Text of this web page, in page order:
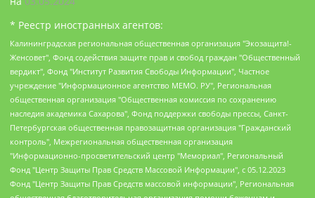
* Реестр иностранных агентов:
Калининградская региональная общественная организация "Экозащита!-Женсовет", Фонд содействия защите прав и свобод граждан "Общественный вердикт", Фонд "Институт Развития Свободы Информации", Частное учреждение "Информационное агентство МЕМО. РУ", Региональная общественная организация "Общественная комиссия по сохранению наследия академика Сахарова", Фонд поддержки свободы прессы, Санкт-Петербургская общественная правозащитная организация "Гражданский контроль", Межрегиональная общественная организация "Информационно-просветительский центр "Мемориал", Региональный Фонд "Центр Защиты Прав Средств Массовой Информации", с 05.12.2023 Фонд "Центр Защиты Прав Средств массовой информации", Региональная общественная благотворительная организация помощи беженцам и мигрантам "Гражданское содействие", Негосударственное образовательное учреждение дополнительного профессионального образования (повышение квалификации) специалистов "АКАДЕМИЯ ПО ПРАВАМ ЧЕЛОВЕКА", Свердловская региональная общественная организация "Сутяжник", Автономная некоммерческая организация "Центр независимых социологических исследований", Союз общественных объединений "Российский исследовательский центр по правам человека", Региональное общественное учреждение научно-информационный центр "МЕМОРИАЛ", Некоммерческая организация "Фонд защиты гласности", Автономная некоммерческая организация "Институт прав человека", Городская общественная организация "Екатеринбургское общество "МЕМОРИАЛ", Городская общественная организация "Рязанское историко-просветительское и правозащитное общество "Мемориал" (Рязанский Мемориал), Челябинский региональный орган общественной самодеятельности – женское общественное объединение "Женщины Евразии", Челябинский региональный орган общественной самодеятельности "Уральская правозащитная группа", Фонд содействия защите здоровья и социальной справедливости имени Андрея Рылькова, Автономная Некоммерческая Организация "Аналитический Центр Юрия Левады", Автономная некоммерческая организация социальной поддержки населения "Проект Апрель", Региональная общественная организация помощи женщинам и детям, находящимся в кризисной ситуации "Информационно-методический центр "Анна", Фонд содействия развитию массовых коммуникаций и правовому просвещению "Так-так-Так", Фонд содействия устойчивому развитию "Серебряная тайга", Свердловский региональный общественный фонд социальных проектов "Новое время", "Idel.Реалии", Кавказ.Реалии, Крым.Реалии, Телеканал Настоящее Время, Татаро-башкирская служба Радио Свобода (Azatliq Radiosi), Радио Свободная Европа/Радио Свобода (PCE/PC), "Сибирь.Реалии", "Фактограф", Благотворительный фонд помощи осужденным и их семьям, Автономная некоммерческая организация "Институт глобализации и социальных движений", Фонд "В защиту прав заключенных", Частное учреждение "Центр поддержки и содействия развитию средств массовой информации", Пензенский региональный общественный благотворительный фонд "Гражданский союз", "Север.Реалии", Некоммерческая организация Фонд "Правовая инициатива", Общество с ограниченной ответственностью "Радио Свободная Европа/Радио Свобода", Чешское информационное агентство "MEDIUM-ORIENT", Красноярская региональная общественная организация "Мы против СПИДа", Камалягин Денис Николаевич, Маркелов Сергей Евгеньевич, Пономарев Лев Александрович, Савицкая Людмила Алексеевна, Автономная некоммерческая организация "Центр по работе с проблемой насилия "НАСИЛИЮ.НЕТ", Межрегиональный профессиональный союз работников здравоохранения "Альянс врачей", Юридическое лицо, зарегистрированное в Латвийской Республике, SIA "Medusa Project" (регистрационный номер 40103797863, дата регистрации 10.06.2014), Некоммерческая организация "Фонд по борьбе с коррупцией", Автономная некоммерческая организация "Институт права и публичной политики", Баданин Роман Сергеевич, Гликин Максим Александрович, Железнова Мария Михайловна, Лукьянова Юлия Сергеевна, Маетная Елизавета Витальевна, Маняхин Петр Борисович, Чуракова Ольга Владимировна, Ярош Юлия Петровна, Юридическое лицо "The Insider SIA", зарегистрированное в Риге, Латвийская Республика (дата регистрации 26.06.2015), являющееся администратором доменного имени интернет-издания "The Insider SIA", https://theins.ru, Постернак Алексей Евгеньевич, Рубин Михаил Аркадьевич, Анин Роман Александрович, Юридическое лицо Istories fonds, зарегистрированное в Латвийской Республике (регистрационный номер 50008295751, дата регистрации 24.02.2020), Великовский Дмитрий Александрович, Долинина Ирина Николаевна, Мароховская Алеся Алексеевна, Шлейнов Роман Юрьевич, Шмагун Олеся Валентиновна, Общество с ограниченной ответственностью "Альтаир 2021", Общество с ограниченной ответственностью "Вега 2021", Общество с ограниченной ответственностью "Главный редактор 2021", Общество с ограниченной ответственностью "Ромашки монолит", Важенков Артем Валерьевич, Ивановская областная общественная организация "Центр гендерных исследований", Гурман Юрий Альбертович, Медиапроект "ОВД-Инфо", Егоров Владимир Владимирович, Жилинский Владимир Александрович, Общество с ограниченной ответственностью "ЗП", Иванова София Юрьевна, Карезина Инна Павловна, Кильтау Екатерина Викторовна, Петров Алексей Викторович, Пискунов Сергей Евгеньевич, Смирнов Сергей Сергеевич, Тихонов Михаил Сергеевич, Общество с ограниченной ответственностью "ЖУРНАЛИСТ-ИНОСТРАННЫЙ АГЕНТ", Арапова Галина Юрьевна, Вольтская Татьяна Анатольевна, Американская компания "Mason G.E.S. Anonymous Foundation" (США), являющаяся владельцем интернет-издания https://mnews.world/, Компания "Stichting Bellingcat", зарегистрированная в Нидерландах (дата регистрации 11.07.2018), Захаров Андрей Вячеславович, Клепиковская Екатерина Дмитриевна, Общество с ограниченной ответственностью "МЕМО", Перл Роман Александрович, Симонов Евгений Алексеевич, Соловьева Елена Анатольевна, Сотников Даниил Владимирович, Сурначева Елизавета Дмитриевна, Автономная некоммерческая организация по защите прав человека и информированию населения "Якутия – Наше Мнение", Общество с ограниченной ответственностью "Москоу диджитал медиа", с 26.01.2023 Общество с ограниченной ответственностью "Чайка Белые сады", Ветошкина Валерия Валерьевна, Заговора Максим Александрович, Межрегиональное общественное движение "Российская ЛГБТ - сеть", Оленичев Максим Владимирович, Павлов Иван Юрьевич, Скворцова Елена Сергеевна, Общество с ограниченной ответственностью "Как бы инагент", Кочетков Игорь Викторович, Общество с ограниченной ответственностью "Честные выборы", Еланчик Олег Александрович, Общество с ограниченной ответственностью "Нобелевский призыв", Гималова Регина Эмилевна, Григорьев Андрей Валерьевич, Григорьева Алина Александровна, Ассоциация по содействию защите прав призывников, альтернативнослужащих и военнослужащих "Правозащитная группа "Гражданин.Армия.Право", Хисамова Регина Фаритовна, Автономная некоммерческая организация по реализации социально-правовых программ "Лилит", Дальневосточное общественное движение "Маяк", Санкт-Петербургская ЛГБТ-инициативная группа "Выход", Инициативная группа ЛГБТ+ "Реверс", Алексеев Андрей Викторович, Бекбулатова Таисия Львовна, Беляев Иван Михайлович, Владыкина Елена Сергеевна, Гельман Марат Александрович, Никульшина Вероника Юрьевна, Толоконникова Надежда Андреевна, Шендерович Виктор Анатольевич, Общество с ограниченной ответственностью "Данное сообщение", Общество с ограниченной ответственностью Издательский дом "Новая глава", Айнбиндер Александра Александровна, Московский комьюнити-центр для ЛГБТ+инициатив, Благотворительный фонд развития филантропии, Deutsche Welle (Германия, Kurt-Schumacher-Strasse 3, 53113 Bonn), Борзунова Мария Михайловна, Воробьев Виктор Викторович, Голубева Анна Львовна, Константинова Алла Михайловна, Малкова Ирина Владимировна, Мурадов Мурад Абдулгалимович, Осетинская Елизавета Николаевна, Понасенков Евгений Николаевич, Ганапольский Матвей Юрьевич, Киселев Евгений Алексеевич, Борухович Ирина Григорьевна, Дремин Иван Тимофеевич, Дубровский Дмитрий Викторович, Красноярская региональная общественная организация поддержки и развития альтернативных образовательных технологий и межкультурных коммуникаций "ИНТЕРРА", Маяковская Екатерина Алексеевна, Фейгин Марк Захарович, Филимонов Андрей Викторович, Дзугкоева Регина Николаевна, Доброхотов Роман Александрович, Дудь Юрий Александрович, Елкин Сергей Владимирович, Кругликов Кирилл Игоревич, Сабунаева Мария Леонидовна, Семенов Алексей Владимирович, Шаинян Карен Багратович, Шульман Екатерина Михайловна, Асафьев Артур Валерьевич, Вахштайн Виктор Семенович, Венедиктов Алексей Алексеевич, Лушникова Екатерина Евгеньевна, Волков Леонид Михайлович, Невзоров Александр Глебович, Пархоменко Сергей Борисович, Сироткин Ярослав Николаевич, Кара-Мурза Владимир Владимирович, Баранова Наталья Владимировна, Гозман Леонид Яковлевич, Кагарлицкий Борис Юльевич, Климарев Михаил Валерьевич, Милов Владимир Станиславович, Автономная некоммерческая организация Краснодарский центр современного искусства "Типография", Моргенштерн Алишер Тагирович, Соболь Любовь Эдуардовна, Общество с ограниченной ответственностью "ЛИЗА НОРМ", Каспаров Гарри Кимович, Ходорковский Михаил Борисович, Общество с ограниченной ответственностью "Апрельские тезисы", Данилович Ирина Брониславовна, Кашин Олег Владимирович, Петров Николай Владимирович, Пивоваров Алексей Владимирович, Соколов Михаил Владимирович, Цветкова Юлия Владимировна, Чичваркин Евгений Александрович, Комитет против пыток/Команда против пыток, Общество с ограниченной ответственностью "Первый научный", Общество с ограниченной ответственностью "Вертолет и ко", Белоцерковская Вероника Борисовна, Кац Максим Евгеньевич, Лазарева Татьяна Юрьевна, Шаведдинов Руслан Табризович, Яшин Илья Валерьевич, Общество с ограниченной ответственностью "Иноагент ААВ", Алешковский Дмитрий Петрович, Альбац Евгения Марковна, Быков Дмитрий Львович, Галямина Юлия Евгеньевна, Лойко Сергей Леонидович, Мартынов Кирилл Константинович, Медведев Сергей Александрович, Крашенинников Федор Геннадиевич, Гордеева Катерина Вл